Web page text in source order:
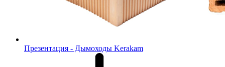
Презентация - Дымоходы Kerakam